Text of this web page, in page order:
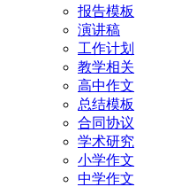
报告模板
演讲稿
工作计划
教学相关
高中作文
总结模板
合同协议
学术研究
小学作文
中学作文